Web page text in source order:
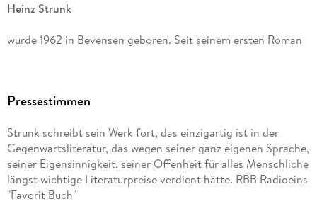
Heinz Strunk
wurde 1962 in Bevensen geboren. Seit seinem ersten Roman
hat er 16 weitere Bücher veröffentlicht.
Der goldene Handschuh
stand monatelang auf der Bestsellerliste; die Verfilmung lief
im Wettbewerb der Berlinale. 2016 wurde der Autor mit dem
Wilhelm Raabe-Literaturpreis geehrt. Seine Romane
Pressestimmen
Strunk schreibt sein Werk fort, das einzigartig ist in der
Gegenwartsliteratur, das wegen seiner ganz eigenen Sprache,
seiner Eigensinnigkeit, seiner Offenheit für alles Menschliche
längst wichtige Literaturpreise verdient hätte. RBB Radioeins
"Favorit Buch"